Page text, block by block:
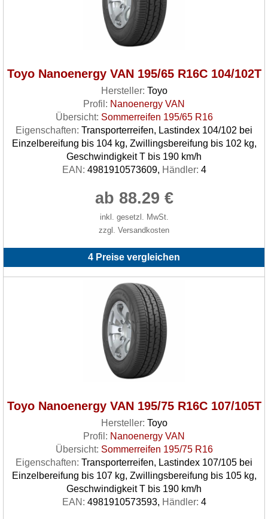
Toyo Nanoenergy VAN 195/65 R16C 104/102T
Hersteller: Toyo
Profil: Nanoenergy VAN
Übersicht: Sommerreifen 195/65 R16
Eigenschaften: Transporterreifen, Lastindex 104/102 bei
Einzelbereifung bis 104 kg, Zwillingsbereifung bis 102 kg,
Geschwindigkeit T bis 190 km/h
EAN: 4981910573609, Händler: 4
ab 88.29 €
inkl. gesetzl. MwSt.
zzgl. Versandkosten
4 Preise vergleichen
Toyo Nanoenergy VAN 195/75 R16C 107/105T
Hersteller: Toyo
Profil: Nanoenergy VAN
Übersicht: Sommerreifen 195/75 R16
Eigenschaften: Transporterreifen, Lastindex 107/105 bei
Einzelbereifung bis 107 kg, Zwillingsbereifung bis 105 kg,
Geschwindigkeit T bis 190 km/h
EAN: 4981910573593, Händler: 4